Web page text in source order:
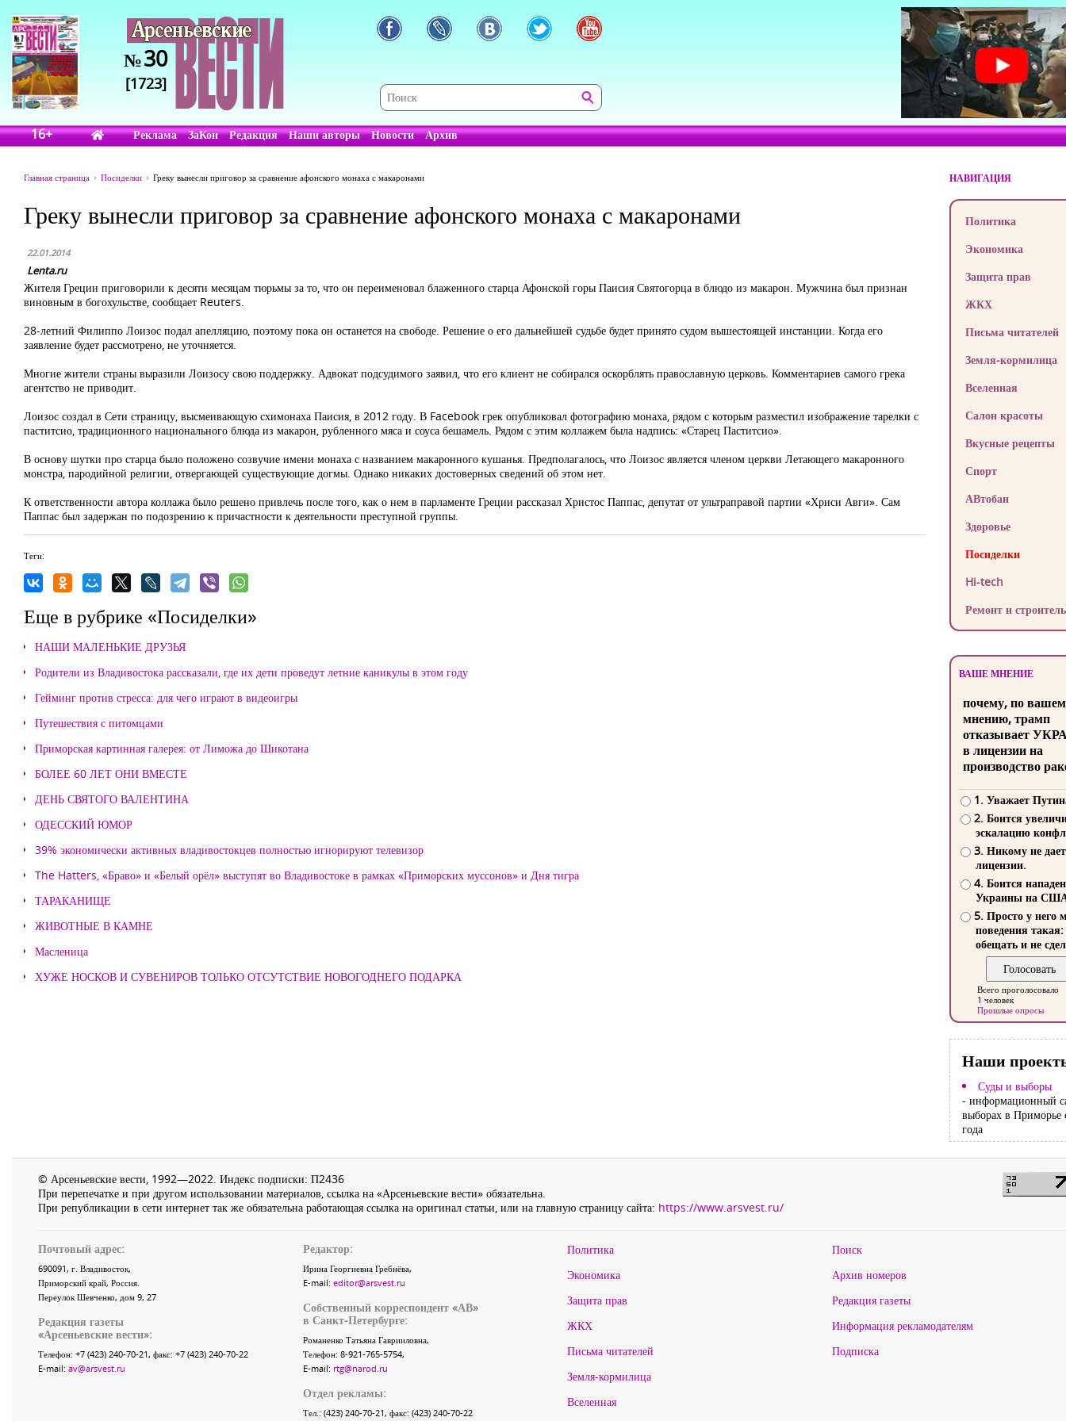
№30
[1723]
16+ Реклама ЗаКон Редакция Наши авторы Новости Архив
Главная страница Посиделки Греку вынесли приговор за сравнение афонского монаха с макаронами
Греку вынесли приговор за сравнение афонского монаха с макаронами
22.01.2014
Lenta.ru
Жителя Греции приговорили к десяти месяцам тюрьмы за то, что он переименовал блаженного старца Афонской горы Паисия Святогорца в блюдо из макарон. Мужчина был признан
виновным в богохульстве, сообщает Reuters.
28-летний Филиппо Лоизос подал апелляцию, поэтому пока он останется на свободе. Решение о его дальнейшей судьбе будет принято судом вышестоящей инстанции. Когда его
заявление будет рассмотрено, не уточняется.
Многие жители страны выразили Лоизосу свою поддержку. Адвокат подсудимого заявил, что его клиент не собирался оскорблять православную церковь. Комментариев самого грека
агентство не приводит.
Лоизос создал в Сети страницу, высмеивающую схимонаха Паисия, в 2012 году. В Facebook грек опубликовал фотографию монаха, рядом с которым разместил изображение тарелки с
паститсио, традиционного национального блюда из макарон, рубленного мяса и соуса бешамель. Рядом с этим коллажем была надпись: «Старец Паститсио».
В основу шутки про старца было положено созвучие имени монаха с названием макаронного кушанья. Предполагалось, что Лоизос является членом церкви Летающего макаронного
монстра, пародийной религии, отвергающей существующие догмы. Однако никаких достоверных сведений об этом нет.
К ответственности автора коллажа было решено привлечь после того, как о нем в парламенте Греции рассказал Христос Паппас, депутат от ультраправой партии «Хриси Авги». Сам
Паппас был задержан по подозрению к причастности к деятельности преступной группы.
Теги:
Еще в рубрике «Посиделки»
НАШИ МАЛЕНЬКИЕ ДРУЗЬЯ
Родители из Владивостока рассказали, где их дети проведут летние каникулы в этом году
Гейминг против стресса: для чего играют в видеоигры
Путешествия с питомцами
Приморская картинная галерея: от Лиможа до Шикотана
БОЛЕЕ 60 ЛЕТ ОНИ ВМЕСТЕ
ДЕНЬ СВЯТОГО ВАЛЕНТИНА
ОДЕССКИЙ ЮМОР
39% экономически активных владивостокцев полностью игнорируют телевизор
The Hatters, «Браво» и «Белый орёл» выступят во Владивостоке в рамках «Приморских муссонов» и Дня тигра
ТАРАКАНИЩЕ
ЖИВОТНЫЕ В КАМНЕ
Масленица
ХУЖЕ НОСКОВ И СУВЕНИРОВ ТОЛЬКО ОТСУТСТВИЕ НОВОГОДНЕГО ПОДАРКА
НАВИГАЦИЯ
Политика
Экономика
Защита прав
ЖКХ
Письма читателей
Земля-кормилица
Вселенная
Салон красоты
Вкусные рецепты
Спорт
АВтобан
Здоровье
Посиделки
Hi-tech
Ремонт и
ВАШЕ МНЕНИЕ
почему, по
мнению, трамп
отказывает
в лицензии на
производство
1. Уважает
2. Боится
эскалацию
3. Никому не
лицензии.
4. Боится
Украины на
5. Просто у него
поведения такая:
обещать и не
Всего проголосовало
1 человек
Прошлые опросы
Наши
Суды и выборы
- информационный
выборах в Приморье
года
© Арсеньевские вести, 1992—2022. Индекс подписки: П2436
При перепечатке и при другом использовании материалов, ссылка на «Арсеньевские вести» обязательна.
При републикации в сети интернет так же обязательна работающая ссылка на оригинал статьи, или на главную страницу сайта: https://www.arsvest.ru/
Почтовый адрес:
690091, г. Владивосток,
Приморский край, Россия.
Переулок Шевченко, дом 9, 27
Редакция газеты
«Арсеньевские вести»:
Телефон: +7 (423) 240-70-21, факс: +7 (423) 240-70-22
E-mail: av@arsvest.ru
Редактор:
Ирина Георгиевна Гребнёва,
E-mail: editor@arsvest.ru
Собственный корреспондент «АВ»
в Санкт-Петербурге:
Романенко Татьяна Гаврииловна,
Телефон: 8-921-765-5754,
E-mail: rtg@narod.ru
Отдел рекламы:
Тел.: (423) 240-70-21, факс: (423) 240-70-22
Политика
Экономика
Защита прав
ЖКХ
Письма читателей
Земля-кормилица
Вселенная
Поиск
Архив номеров
Редакция газеты
Информация рекламодателям
Подписка